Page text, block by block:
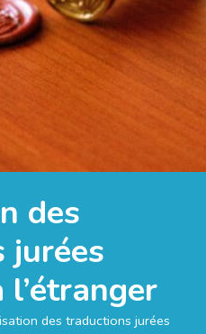
des
jurées
des traductions jurées